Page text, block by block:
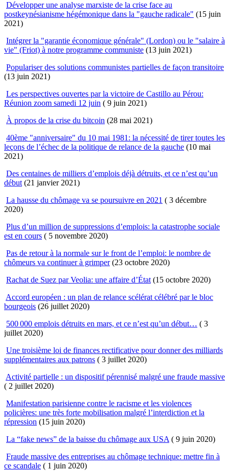
Développer une analyse marxiste de la crise face au
postkeynésianisme hégémonique dans la "gauche radicale" (15 juin
2021)
Intégrer la "garantie économique générale" (Lordon) ou le "salaire à
vie" (Friot) à notre programme communiste (13 juin 2021)
Populariser des solutions communistes partielles de façon transitoire
(13 juin 2021)
Les perspectives ouvertes par la victoire de Castillo au Pérou:
Réunion zoom samedi 12 juin ( 9 juin 2021)
À propos de la crise du bitcoin (28 mai 2021)
40ème "anniversaire" du 10 mai 1981: la nécessité de tirer toutes les
leçons de l’échec de la politique de relance de la gauche (10 mai
2021)
Des centaines de milliers d’emplois déjà détruits, et ce n’est qu’un
début (21 janvier 2021)
La hausse du chômage va se poursuivre en 2021 ( 3 décembre
2020)
Plus d’un million de suppressions d’emplois: la catastrophe sociale
est en cours ( 5 novembre 2020)
Pas de retour à la normale sur le front de l’emploi: le nombre de
chômeurs va continuer à grimper(23 octobre 2020)
Rachat de Suez par Veolia: une affaire d’État (15 octobre 2020)
Accord européen : un plan de relance scélérat célébré par le bloc
bourgeois (26 juillet 2020)
500 000 emplois détruits en mars, et ce n’est qu’un début… ( 3
juillet 2020)
Une troisième loi de finances rectificative pour donner des milliards
supplémentaires aux patrons ( 3 juillet 2020)
Activité partielle : un dispositif pérennisé malgré une fraude massive
( 2 juillet 2020)
Manifestation parisienne contre le racisme et les violences
policières: une très forte mobilisation malgré l’interdiction et la
répression (15 juin 2020)
La “fake news” de la baisse du chômage aux USA ( 9 juin 2020)
Fraude massive des entreprises au chômage technique: mettre fin à
ce scandale ( 1 juin 2020)